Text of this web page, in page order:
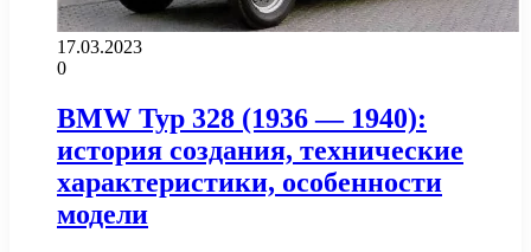
17.03.2023
0
BMW Typ 328 (1936 — 1940):
история создания, технические
характеристики, особенности
модели